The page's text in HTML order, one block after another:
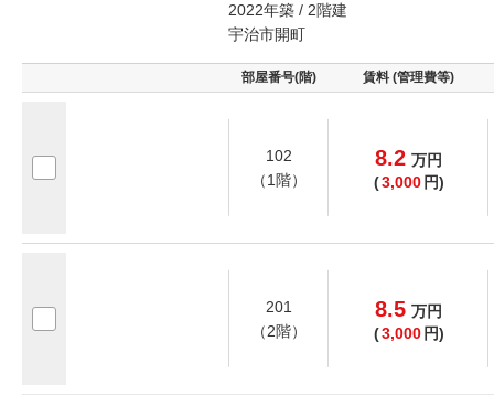
2022年築 / 2階建
宇治市開町
部屋番号(階) 賃料 (管理費等)
102
（1階）
8.2 万円
(3,000 円)
201
（2階）
8.5 万円
(3,000 円)